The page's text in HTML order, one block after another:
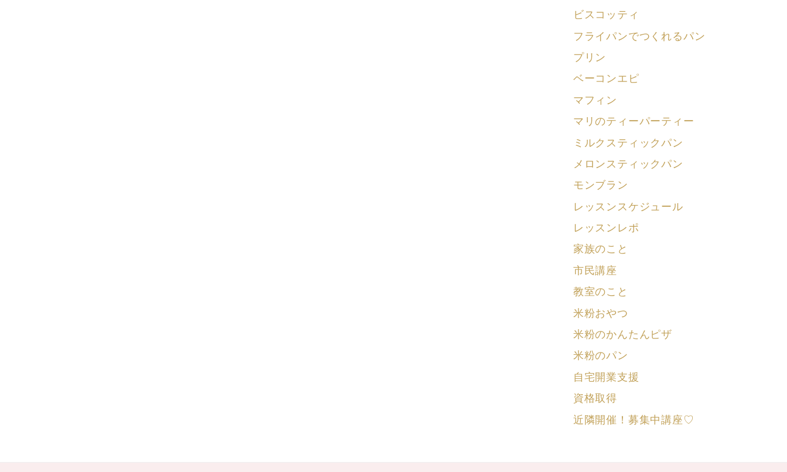
ビスコッティ
フライパンでつくれるパン
プリン
ベーコンエピ
マフィン
マリのティーパーティー
ミルクスティックパン
メロンスティックパン
モンブラン
レッスンスケジュール
レッスンレポ
家族のこと
市民講座
教室のこと
米粉おやつ
米粉のかんたんピザ
米粉のパン
自宅開業支援
資格取得
近隣開催！募集中講座♡